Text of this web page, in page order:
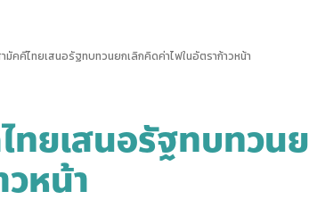
มัคคีไทยเสนอรัฐทบทวนยกเลิกคิดค่าไฟในอัตราก้าวหน้า
ทยเสนอรัฐทบทวน
หน้า